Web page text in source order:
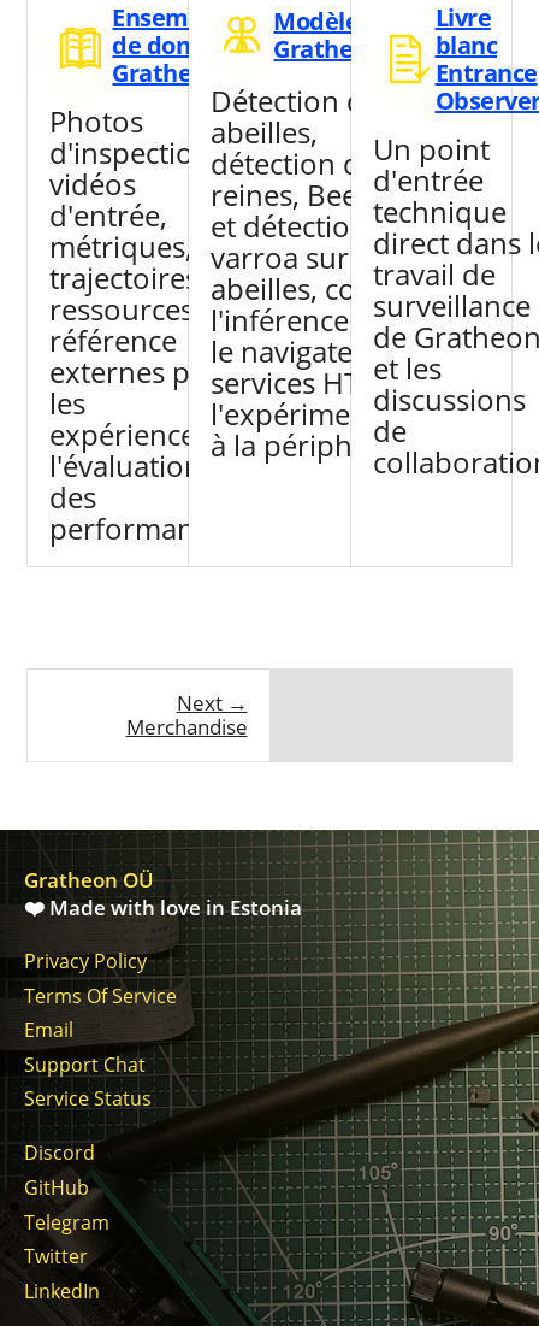
Ensembles
de données
Gratheon
Photos
d'inspection,
vidéos
d'entrée,
métriques,
trajectoires et
ressources de
référence
externes pour
les
expériences et
l'évaluation
des
performances.
Modèles
Gratheon
Détection des
abeilles,
détection des
reines, BeePose
et détection du
varroa sur les
abeilles, couvrant
l'inférence dans
le navigateur, les
services HTTP et
l'expérimentation
à la périphérie.
Livre
blanc
Entrance
Un point
d'entrée
technique
direct dans
travail de
surveillance
de
et les
discussions
de
Next →
Merchandise
Gratheon OÜ
❤️ Made with love in Estonia
Privacy Policy
Terms Of Service
Email
Support Chat
Service Status
Discord
GitHub
Telegram
Twitter
LinkedIn